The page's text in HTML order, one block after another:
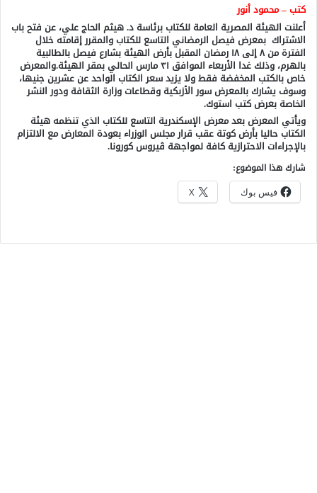
كتب – محمود أنور
أعلنت الهيئة المصرية العامة للكتاب برئاسة د. هيثم الحاج علي، عن فتح باب
الاشتراك بمعرض فيصل الرمضاني التاسع للكتاب والمقرر إقامته خلال
الفترة من ٨ إلى ١٨ رمضان المقبل بأرض الهيئة بشارع فيصل بالطالبية
بالهرم، وذلك غدا الأربعاء الموافق ٣١ مارس الحالي بمقر الهيئة.والمعرض
خاص بالكتب المخفضة فقط ولا يزيد سعر الكتاب الواحد عن عشرين جنيها،
وسوف يشارك بالمعرض سور الأزبكية وقطاعات وزارة الثقافة ودور النشر
الخاصة بعرض كتب استوك.
ويأتي المعرض بعد معرض الإسكندرية التاسع للكتاب الذي تنظمه هيئة
الكتاب حاليا بأرض كوتة عقب قرار مجلس الوزراء بعودة المعارض مع الالتزام
بالإجراءات الاحترازية كافة لمواجهة ڤيروس كورونا.
شارك هذا الموضوع:
فيس بوك X